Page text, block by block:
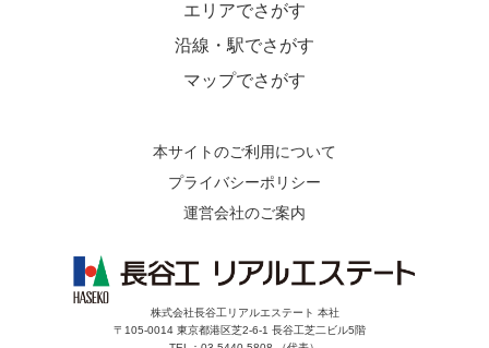
エリアでさがす
沿線・駅でさがす
マップでさがす
本サイトのご利用について
プライバシーポリシー
運営会社のご案内
株式会社長谷工リアルエステート 本社
〒105-0014 東京都港区芝2-6-1 長谷工芝二ビル5階